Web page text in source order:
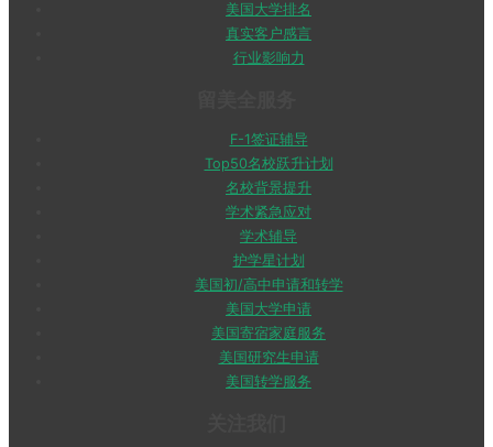
美国大学排名
真实客户感言
行业影响力
F-1签证辅导
Top50名校跃升计划
名校背景提升
学术紧急应对
学术辅导
护学星计划
美国初/高中申请和转学
美国大学申请
美国寄宿家庭服务
美国研究生申请
美国转学服务